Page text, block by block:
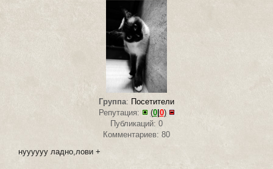
Группа: Посетители
Репутация:
(0| 0)
Публикаций: 0
Комментариев: 80
нуууууу ладно,лови +